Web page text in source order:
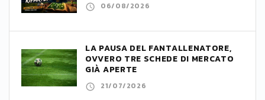
06/08/2026
LA PAUSA DEL FANTALLENATORE,
OVVERO TRE SCHEDE DI MERCATO
GIÀ APERTE
21/07/2026